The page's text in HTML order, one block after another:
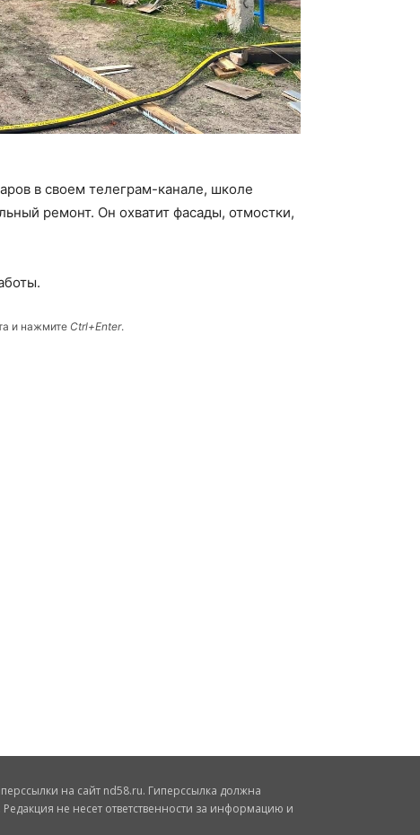
в своем телеграм-канале, школе
ремонт. Он охватит фасады, отмостки,
и нажмите Ctrl+Enter.
на сайт nd58.ru. Гиперссылка должна
не несет ответственности за информацию и